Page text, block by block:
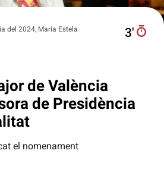
del 2024, Maria Estela
3′
de València
de Presidència
el nomenament